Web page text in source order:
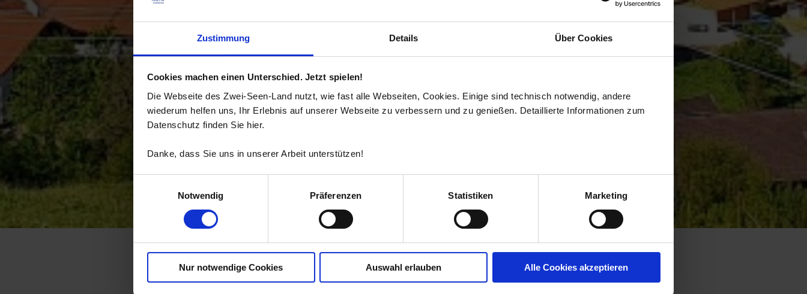
Zustimmung Details Über Cookies
Cookies machen einen Unterschied. Jetzt spielen!
Die Webseite des Zwei-Seen-Land nutzt, wie fast alle Webseiten, Cookies. Einige sind technisch notwendig, andere
wiederum helfen uns, Ihr Erlebnis auf unserer Webseite zu verbessern und zu genießen. Detaillierte Informationen zum
Datenschutz finden Sie hier.
Danke, dass Sie uns in unserer Arbeit unterstützen!
Einwilligungsauswahl
Notwendig
Präferenzen Statistiken Marketing
Nur notwendige Cookies Auswahl erlauben Alle Cookies akzeptieren
Startseite Impressum Impressum